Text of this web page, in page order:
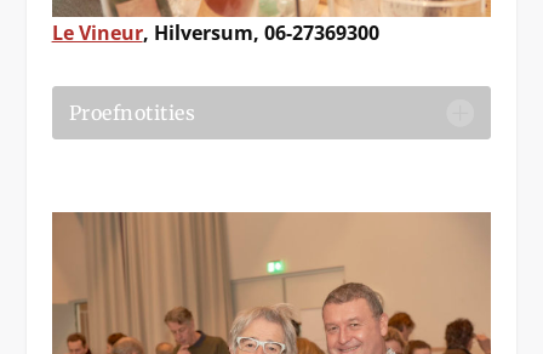
Le Vineur, Hilversum, 06-27369300
Proefnotities